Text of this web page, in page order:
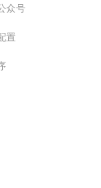
众号
置